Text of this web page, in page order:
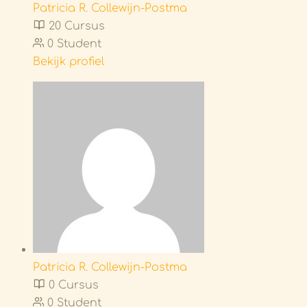
Patricia R. Collewijn-Postma
20 Cursus
0 Student
Bekijk profiel
Patricia R. Collewijn-Postma
0 Cursus
0 Student